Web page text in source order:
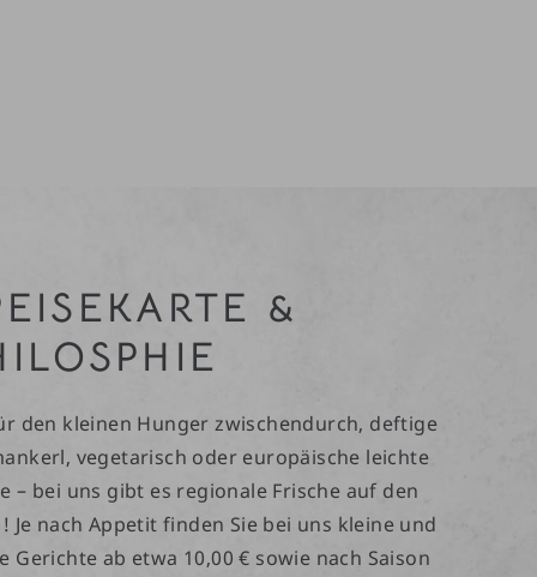
&
den kleinen Hunger zwischendurch, deftige
vegetarisch oder europäische leichte
– bei uns gibt es regionale Frische auf den
Je nach Appetit finden Sie bei uns kleine und
Gerichte ab etwa 10,00 € sowie nach Saison